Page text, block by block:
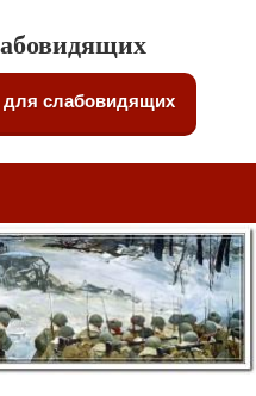
слабовидящих